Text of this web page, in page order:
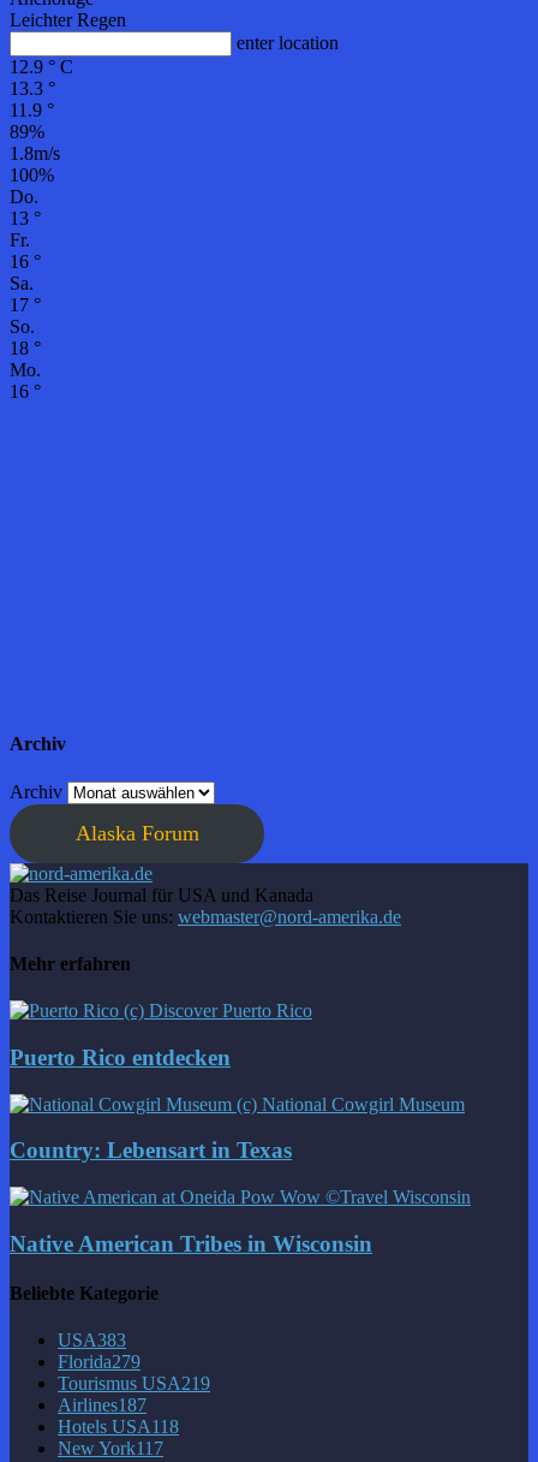
Leichter Regen
enter location
12.9 ° C
13.3 °
11.9 °
89%
1.8m/s
100%
Do.
13 °
Fr.
16 °
Sa.
17 °
So.
18 °
Mo.
16 °
Archiv
Archiv
Alaska Forum
Das Reise Journal für USA und Kanada
Kontaktieren Sie uns: webmaster@nord-amerika.de
Mehr erfahren
Puerto Rico entdecken
Country: Lebensart in Texas
Native American Tribes in Wisconsin
Beliebte Kategorie
USA383
Florida279
Tourismus USA219
Airlines187
Hotels USA118
New York117